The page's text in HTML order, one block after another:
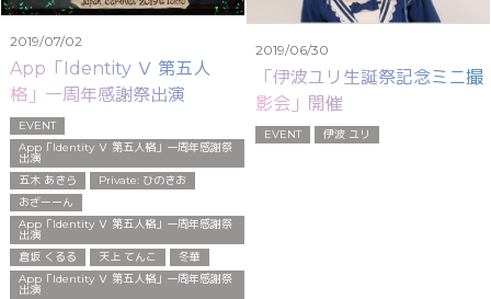
2019/07/02
App「Identity Ⅴ 第五人
格」一周年感謝祭出演
EVENT
App「Identity Ⅴ 第五人格」一周年感謝祭
出演
五木 あきら
Private: ひのきお
おざーーん
App「Identity Ⅴ 第五人格」一周年感謝祭
出演
倉坂 くるる
天上 てんこ
冬華
App「Identity Ⅴ 第五人格」一周年感謝祭
出演
2019/06/30
「伊波ユリ生誕祭記念ミニ撮
影会」開催
EVENT 伊波 ユリ